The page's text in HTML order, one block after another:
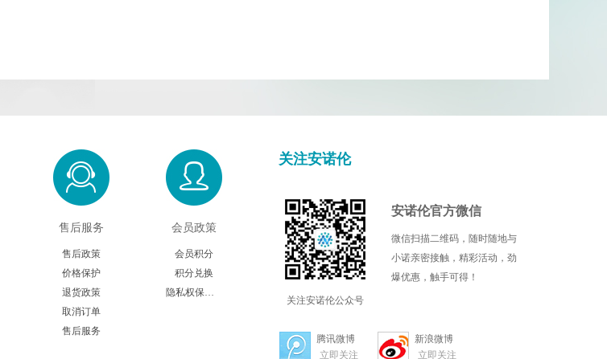
售后服务
售后政策
价格保护
退货政策
取消订单
售后服务
会员政策
会员积分
积分兑换
隐私权保护声明
关注安诺伦
关注安诺伦公众号
安诺伦官方微信
微信扫描二维码，随时随地与
小诺亲密接触，精彩活动，劲
爆优惠，触手可得！
腾讯微博
立即关注
新浪微博
立即关注